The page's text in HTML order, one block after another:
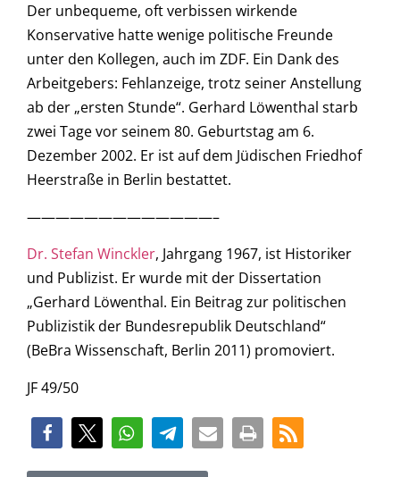
Der unbequeme, oft verbissen wirkende
Konservative hatte wenige politische Freunde
unter den Kollegen, auch im ZDF. Ein Dank des
Arbeitgebers: Fehlanzeige, trotz seiner Anstellung
ab der „ersten Stunde“. Gerhard Löwenthal starb
zwei Tage vor seinem 80. Geburtstag am 6.
Dezember 2002. Er ist auf dem Jüdischen Friedhof
Heerstraße in Berlin bestattet.
—————————————–
Dr. Stefan Winckler, Jahrgang 1967, ist Historiker
und Publizist. Er wurde mit der Dissertation
„Gerhard Löwenthal. Ein Beitrag zur politischen
Publizistik der Bundesrepublik Deutschland“
(BeBra Wissenschaft, Berlin 2011) promoviert.
JF 49/50